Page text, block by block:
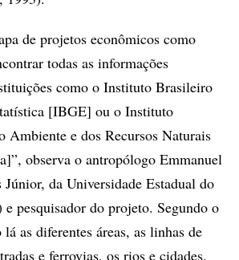
de projetos econômicos como
todas as informações
como o Instituto Brasileiro
[IBGE] ou o Instituto
e dos Recursos Naturais
observa o antropólogo Emmanuel
da Universidade Estadual do
pesquisador do projeto. Segundo o
lá as diferentes áreas, as linhas de
e ferrovias, os rios e cidades.